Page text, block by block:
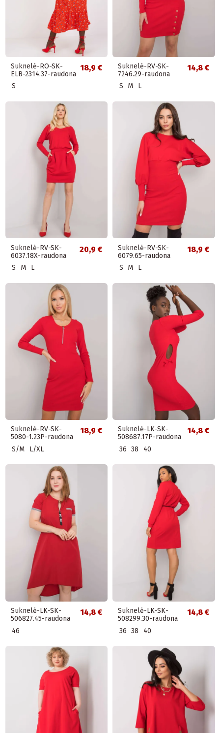
Suknelė-RO-SK-
ELB-2314.37-raudona
18,9 €
S
Suknelė-RV-SK-
7246.29-raudona
14,8 €
S M L
Suknelė-RV-SK-
6037.18X-raudona
20,9 €
S M L
Suknelė-RV-SK-
6079.65-raudona
18,9 €
S M L
Suknelė-RV-SK-
5080-1.23P-raudona
18,9 €
S/M L/XL
Suknelė-LK-SK-
508687.17P-raudona
14,8 €
36 38 40
Suknelė-LK-SK-
506827.45-raudona
14,8 €
46
Suknelė-LK-SK-
508299.30-raudona
14,8 €
36 38 40